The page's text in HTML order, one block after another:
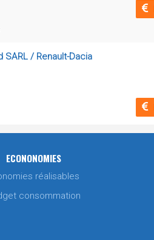
SARL / Renault-Dacia
ECONONOMIES
réalisables
consommation